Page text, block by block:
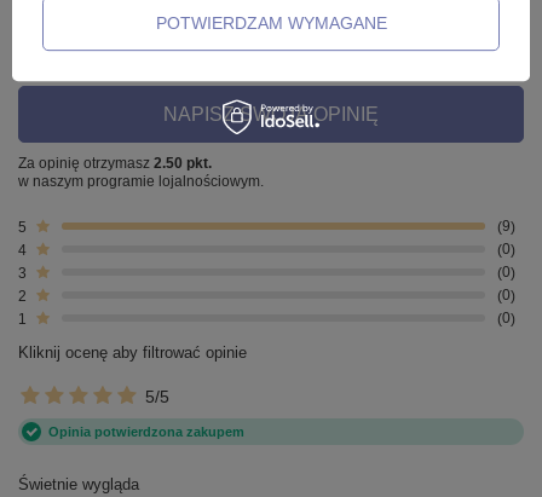
5.00
Liczba wystawionych opinii: 9
NAPISZ SWOJĄ OPINIĘ
Za opinię otrzymasz 2.50 pkt.
w naszym programie lojalnościowym.
5
9
4
0
3
0
2
0
1
0
Kliknij ocenę aby filtrować opinie
5/5
Opinia potwierdzona zakupem
Świetnie wygląda
POTWIERDZAM WYMAGANE